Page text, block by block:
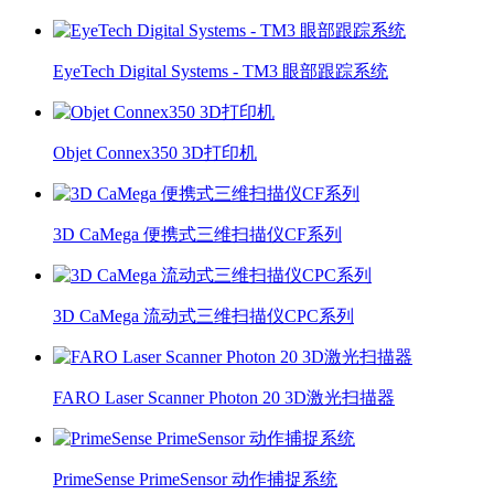
EyeTech Digital Systems - TM3 眼部跟踪系统
Objet Connex350 3D打印机
3D CaMega 便携式三维扫描仪CF系列
3D CaMega 流动式三维扫描仪CPC系列
FARO Laser Scanner Photon 20 3D激光扫描器
PrimeSense PrimeSensor 动作捕捉系统